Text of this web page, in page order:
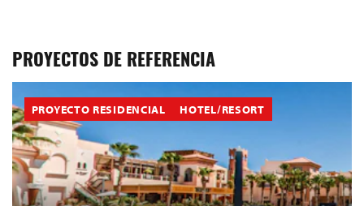
PROYECTOS DE REFERENCIA
PROYECTO RESIDENCIAL HOTEL/RESORT